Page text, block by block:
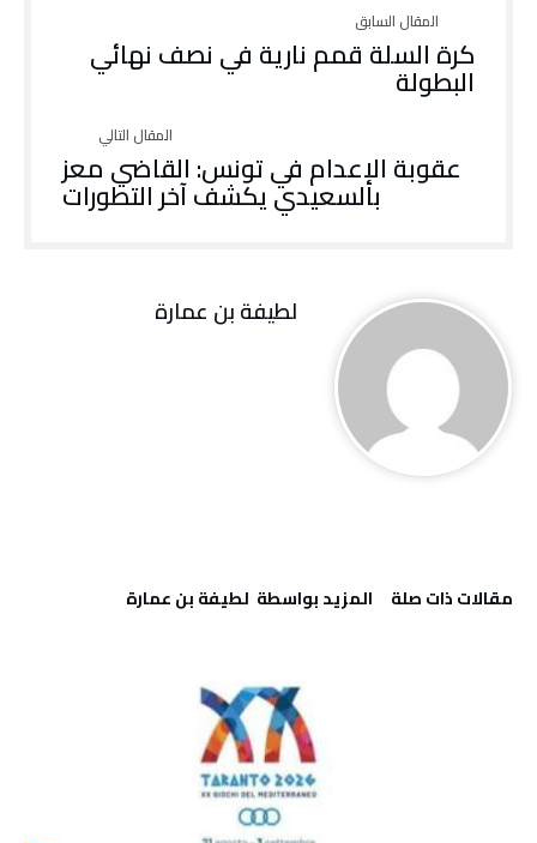
كرة السلة قمم نارية في نصف نهائي
البطولة
عقوبة الإعدام في تونس: القاضي معز
بالسعيدي يكشف آخر التطورات
لطيفة بن عمارة
‫مقالات ذات صلة‬ ‫‫المزيد بواسطة‬ ‬ لطيفة بن عمارة